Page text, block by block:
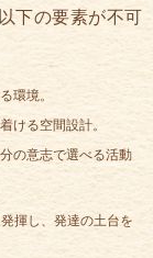
下の要素が不可
環境。
ける空間設計。
の意志で選べる活動
揮し、発達の土台を